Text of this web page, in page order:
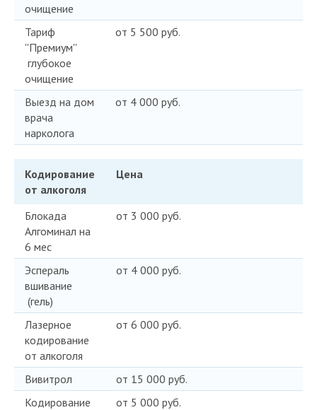
очищение
Тариф
''Премиум''
глубокое
очищение
от 5 500 руб.
Выезд на дом
врача
нарколога
от 4 000 руб.
Кодирование
от алкоголя
Цена
Блокада
Алгоминал на
6 мес
от 3 000 руб.
Эспераль
вшивание
(гель)
от 4 000 руб.
Лазерное
кодирование
от алкоголя
от 6 000 руб.
Вивитрол
от 15 000 руб.
Кодирование
от 5 000 руб.